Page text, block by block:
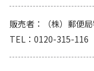
販売者
（株）郵便
TEL
0120-315-116